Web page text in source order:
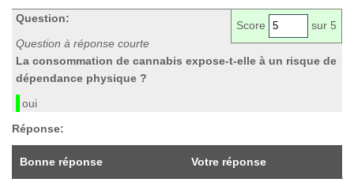
Score sur 5
Question:
Question à réponse courte
La consommation de cannabis expose-t-elle à un risque de
dépendance physique ?
oui
Réponse:
Bonne réponse Votre réponse